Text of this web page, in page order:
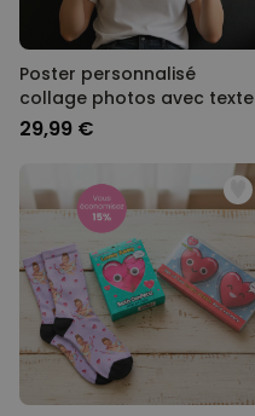
Poster personnalisé
collage photos avec texte
29,99 €